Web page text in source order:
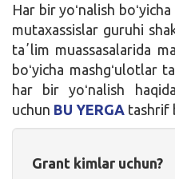
Har bir yoʻnalish boʻyicha
mutaxassislar guruhi
taʼlim muassasalarida
boʻyicha mashgʻulotlar
har bir yoʻnalish
uchun BU YERGA tashrif
Grant kimlar uchun?